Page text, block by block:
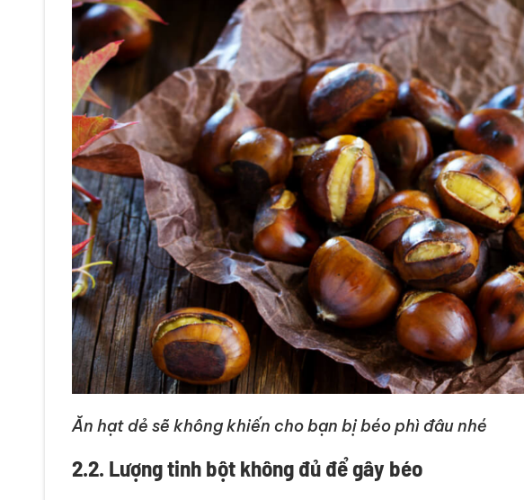
Ăn hạt dẻ sẽ không khiến cho bạn bị béo phì đâu nhé
2.2. Lượng tinh bột không đủ để gây béo